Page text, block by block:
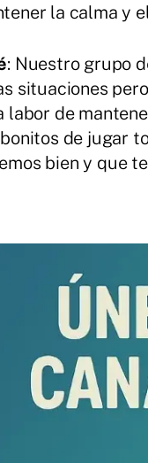
la calma y
: Nuestro grupo
situaciones
labor de
de jugar
bien y que